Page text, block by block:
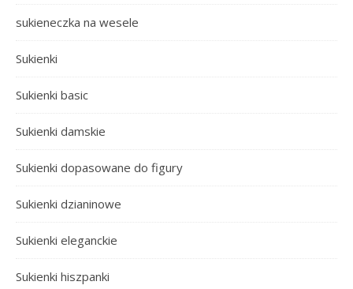
sukieneczka na wesele
Sukienki
Sukienki basic
Sukienki damskie
Sukienki dopasowane do figury
Sukienki dzianinowe
Sukienki eleganckie
Sukienki hiszpanki